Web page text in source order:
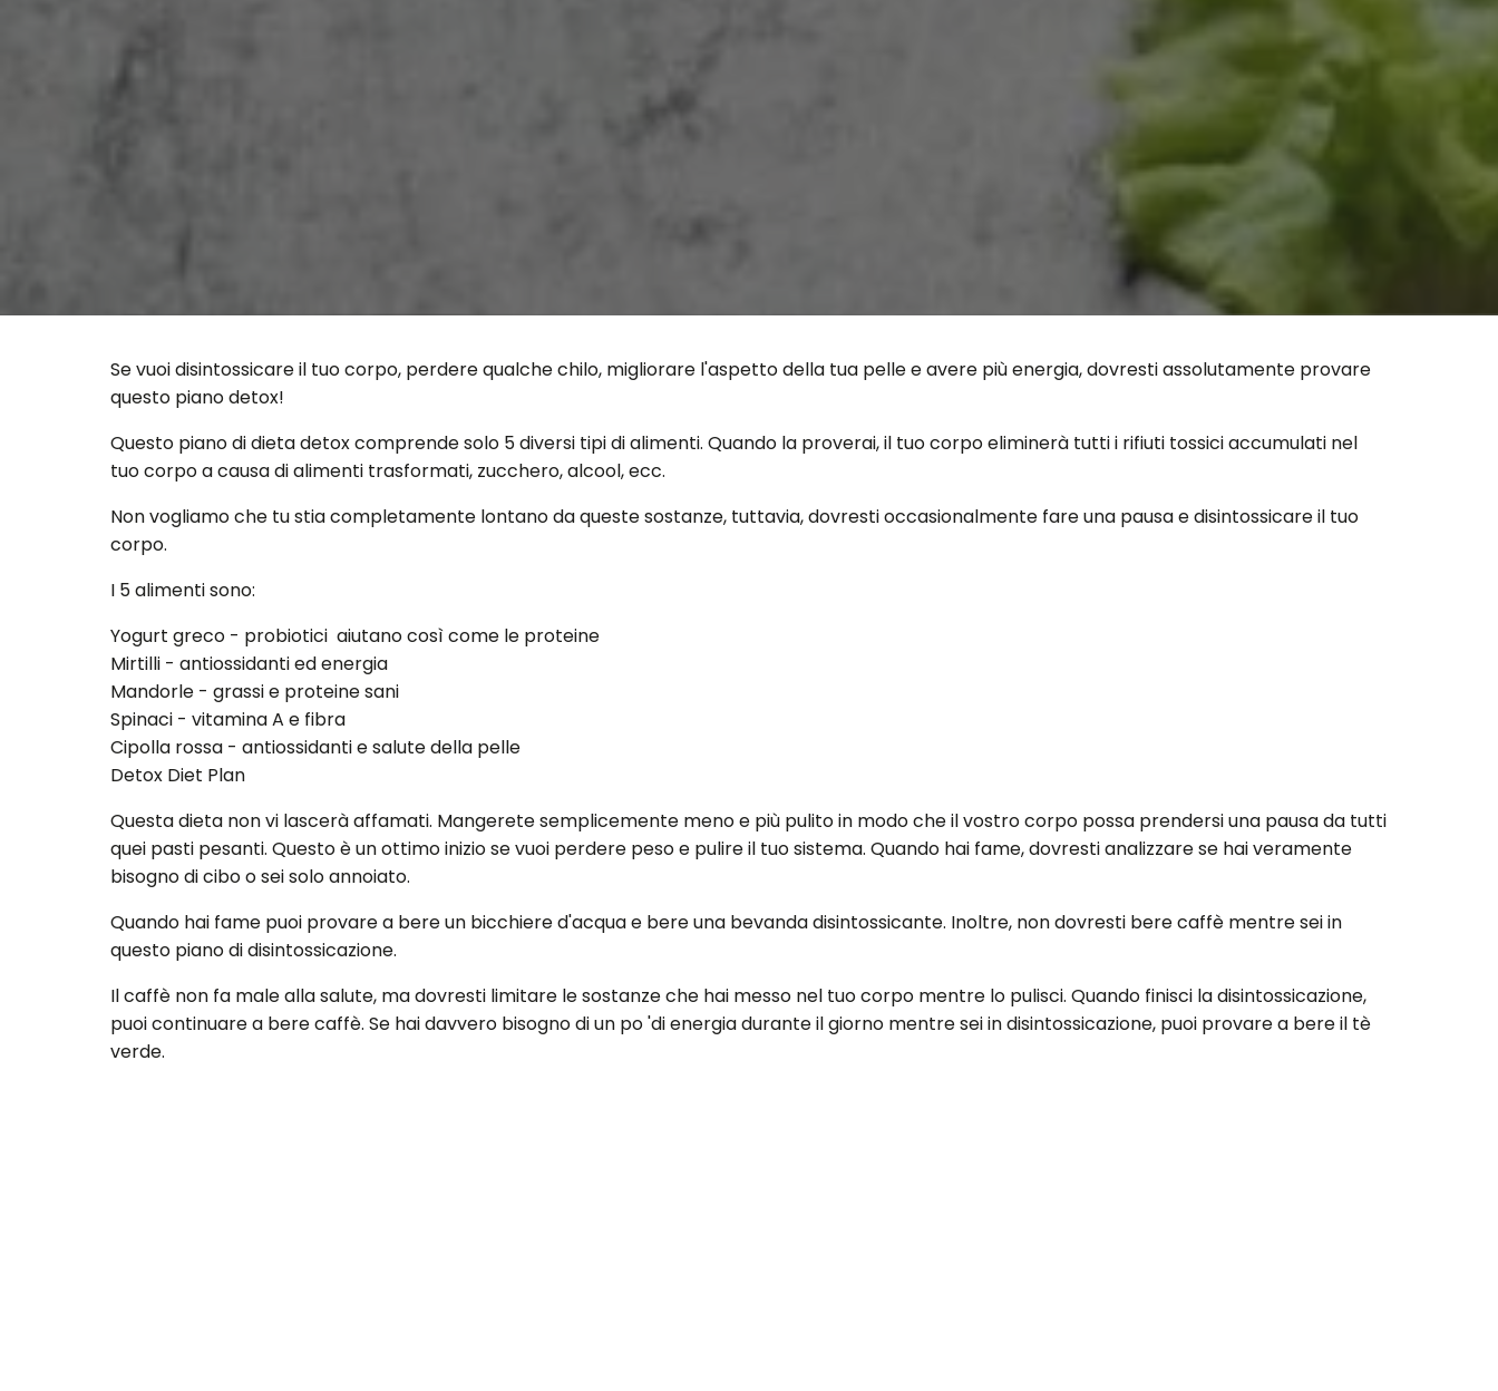
Se vuoi disintossicare il tuo corpo, perdere qualche chilo, migliorare l'aspetto della tua pelle e avere più energia, dovresti assolutamente provare
questo piano detox!
Questo piano di dieta detox comprende solo 5 diversi tipi di alimenti. Quando la proverai, il tuo corpo eliminerà tutti i rifiuti tossici accumulati nel
tuo corpo a causa di alimenti trasformati, zucchero, alcool, ecc.
Non vogliamo che tu stia completamente lontano da queste sostanze, tuttavia, dovresti occasionalmente fare una pausa e disintossicare il tuo
corpo.
I 5 alimenti sono:
Yogurt greco - probiotici aiutano così come le proteine
Mirtilli - antiossidanti ed energia
Mandorle - grassi e proteine ​​sani
Spinaci - vitamina A e fibra
Cipolla rossa - antiossidanti e salute della pelle
Detox Diet Plan
Questa dieta non vi lascerà affamati. Mangerete semplicemente meno e più pulito in modo che il vostro corpo possa prendersi una pausa da tutti
quei pasti pesanti. Questo è un ottimo inizio se vuoi perdere peso e pulire il tuo sistema. Quando hai fame, dovresti analizzare se hai veramente
bisogno di cibo o sei solo annoiato.
Quando hai fame puoi provare a bere un bicchiere d'acqua e bere una bevanda disintossicante. Inoltre, non dovresti bere caffè mentre sei in
questo piano di disintossicazione.
Il caffè non fa male alla salute, ma dovresti limitare le sostanze che hai messo nel tuo corpo mentre lo pulisci. Quando finisci la disintossicazione,
puoi continuare a bere caffè. Se hai davvero bisogno di un po 'di energia durante il giorno mentre sei in disintossicazione, puoi provare a bere il tè
verde.